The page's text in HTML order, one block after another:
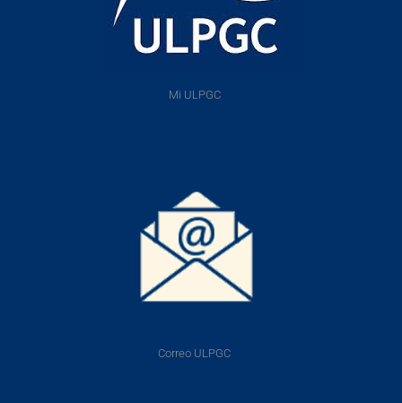
Mi ULPGC
Correo ULPGC